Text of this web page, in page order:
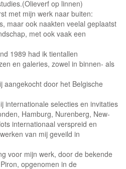
op linnen)
met mijn werk naar buiten:
maar ook naakten veelal geplaatst
met ook vaak een
1989 had ik tientallen
en galeries, zowel in binnen- als
aangekocht door het Belgische
internationale selecties en invitaties
Hamburg, Nurenberg, New-
internationaal verspreid en
van mij geveild in
voor mijn werk, door de bekende
opgenomen in de